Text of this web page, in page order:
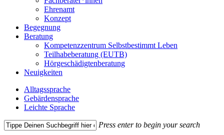
Ehrenamt
Konzept
Begegnung
Beratung
Kompetenzzentrum Selbstbestimmt Leben
Teilhabeberatung (EUTB)
Hörgeschädigtenberatung
Neuigkeiten
Alltagssprache
Gebärdensprache
Leichte Sprache
Press enter to begin your search